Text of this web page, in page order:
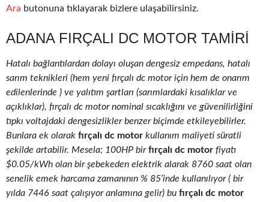
Ara butonuna tıklayarak bizlere ulaşabilirsiniz.
ADANA FIRÇALI DC MOTOR TAMIRI
Hatalı bağlantılardan dolayı oluşan dengesiz empedans, hatalı
sarım teknikleri (hem yeni fırçalı dc motor için hem de onarım
edilenlerinde ) ve yalıtım şartları (sarımlardaki kısalıklar ve
açıklıklar), fırçalı dc motor nominal sıcaklığını ve güvenilirliğini
tıpkı voltajdaki dengesizlikler benzer biçimde etkileyebilirler.
Bunlara ek olarak fırçalı dc motor kullanım maliyeti süratli
şekilde artabilir. Mesela; 100HP birfırçalı dc motor fiyatı
$0.05/kWh olan bir şebekeden elektrik alarak 8760 saat olan
senelik emek harcama zamanının % 85’inde kullanılıyor ( bir
yılda 7446 saat çalışıyor anlamına gelir) bu fırçalı dc motor